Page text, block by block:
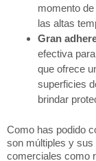
momento
las altas
Gran
efectiva
que ofrece
superficies
brindar
Como has podido
son múltiples y sus
comerciales como